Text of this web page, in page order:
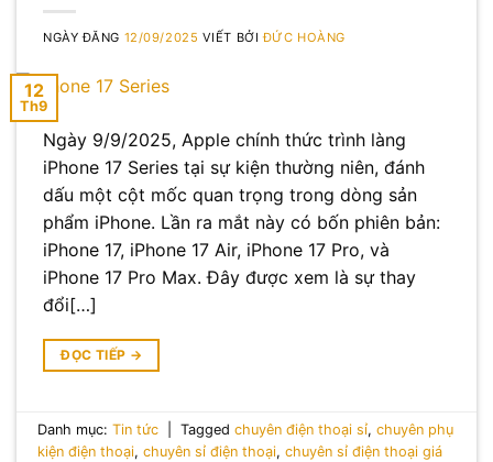
NGÀY ĐĂNG 12/09/2025 VIẾT BỞIĐỨC HOÀNG
12
Th9
Ngày 9/9/2025, Apple chính thức trình làng
iPhone 17 Series tại sự kiện thường niên, đánh
dấu một cột mốc quan trọng trong dòng sản
phẩm iPhone. Lần ra mắt này có bốn phiên bản:
iPhone 17, iPhone 17 Air, iPhone 17 Pro, và
iPhone 17 Pro Max. Đây được xem là sự thay
đổi[…]
ĐỌC TIẾP →
Danh mục:Tin tức Taggedchuyên điện thoại sỉ,chuyên phụ
kiện điện thoại,chuyên sỉ điện thoại,chuyên sỉ điện thoại giá